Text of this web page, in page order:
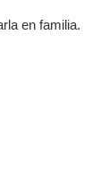
en familia.